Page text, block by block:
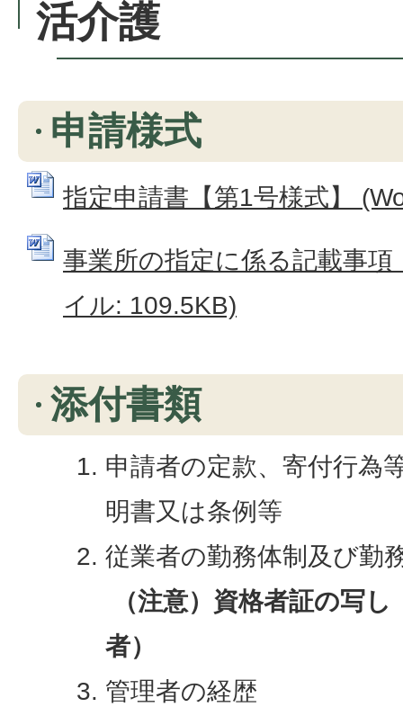
活介護
申請様式
指定申請書【第1号様式】
事業所の指定に係る記載事
イル: 109.5KB)
添付書類
申請者の定款、寄付行為
明書又は条例等
従業者の勤務体制及び勤
（注意）資格者証の写
者）
管理者の経歴